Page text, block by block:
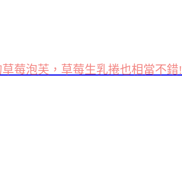
莓泡芙，草莓生乳捲也相當不錯!